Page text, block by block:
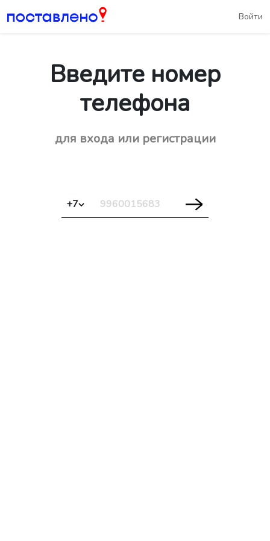
Войти
Введите номер
телефона
для входа или регистрации
+7